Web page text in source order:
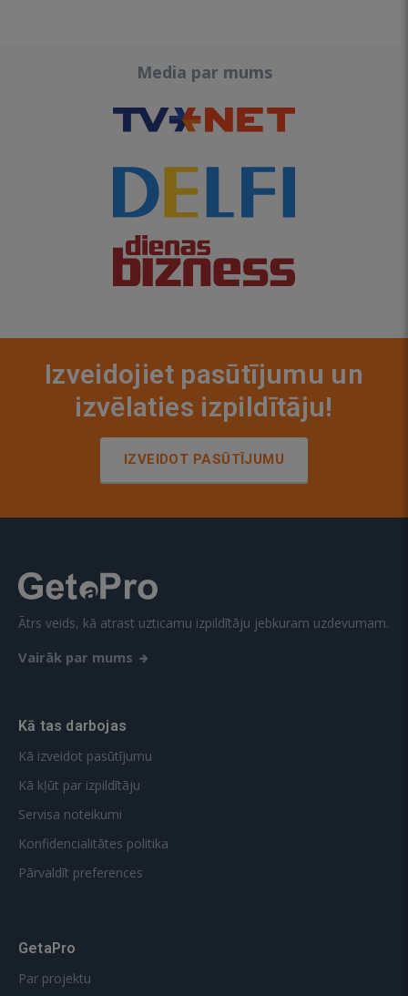
Media par mums
Izveidojiet pasūtījumu un
izvēlaties izpildītāju!
IZVEIDOT PASŪTĪJUMU
Ātrs veids, kā atrast uzticamu izpildītāju jebkuram uzdevumam.
Vairāk par mums
Kā tas darbojas
Kā izveidot pasūtījumu
Kā kļūt par izpildītāju
Servisa noteikumi
Konfidencialitātes politika
Pārvaldīt preferences
GetaPro
Par projektu